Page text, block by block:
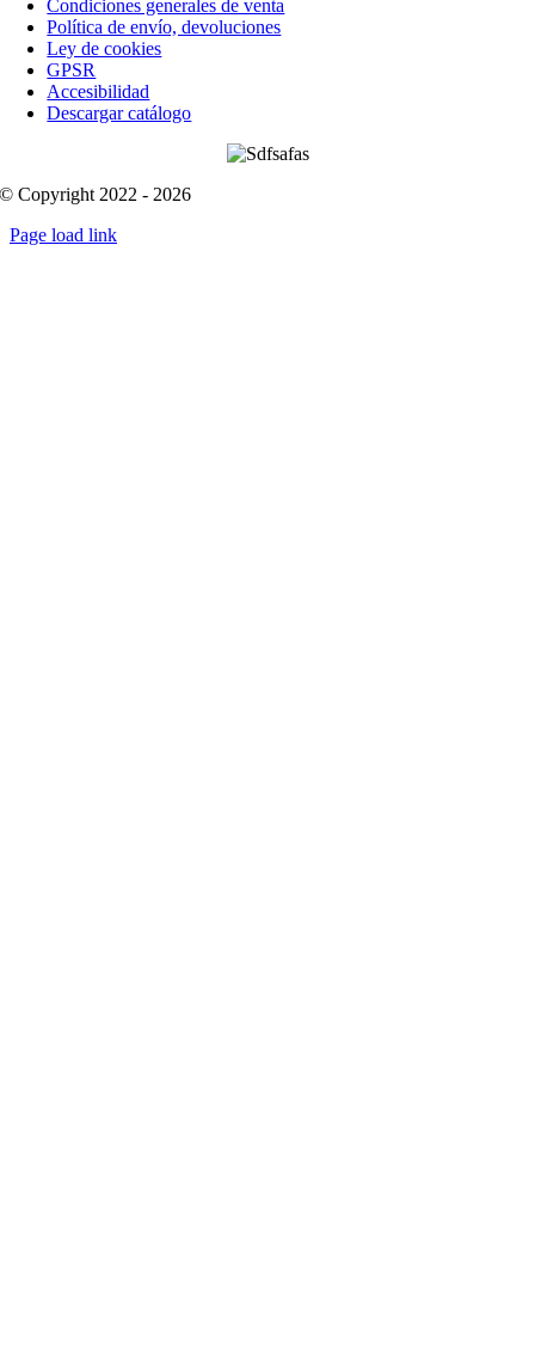
Condiciones generales de venta
Política de envío, devoluciones
Ley de cookies
GPSR
Accesibilidad
Descargar catálogo
© Copyright 2022 - 2026
Page load link